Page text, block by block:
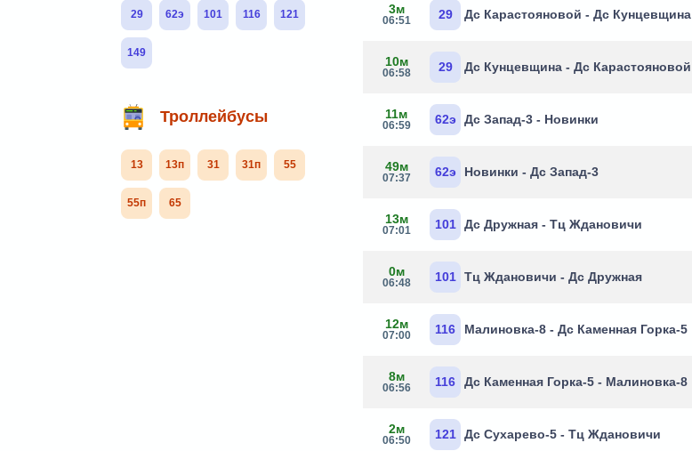
29 62э 101 116 121
149
Троллейбусы
13 13п 31 31п 55
55п 65
3м
06:51 29 Дс Карастояновой - Дс Кунцевщина
10м
06:58 29 Дс Кунцевщина - Дс Карастояновой
11м
06:59 62э Дс Запад-3 - Новинки
49м
07:37 62э Новинки - Дс Запад-3
13м
07:01 101 Дс Дружная - Тц Ждановичи
0м
06:48 101 Тц Ждановичи - Дс Дружная
12м
07:00 116 Малиновка-8 - Дс Каменная Горка-5
8м
06:56 116 Дс Каменная Горка-5 - Малиновка-8
2м
06:50 121 Дс Сухарево-5 - Тц Ждановичи